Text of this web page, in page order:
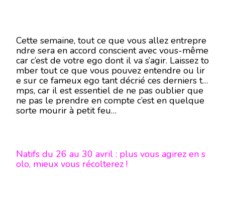
Cette semaine, tout ce que vous allez entrepre
ndre sera en accord conscient avec vous-même
car c’est de votre ego dont il va s’agir. Laissez to
mber tout ce que vous pouvez entendre ou lir
e sur ce fameux ego tant décrié ces derniers te
mps, car il est essentiel de ne pas oublier que
ne pas le prendre en compte c’est en quelque
sorte mourir à petit feu…
Natifs du 26 au 30 avril : plus vous agirez en s
olo, mieux vous récolterez !